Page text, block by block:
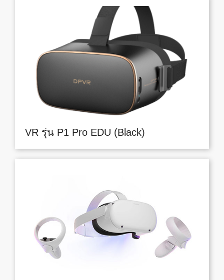
VR รุ่น P1 Pro EDU (Black)